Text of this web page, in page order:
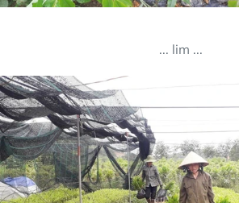
... lim ...